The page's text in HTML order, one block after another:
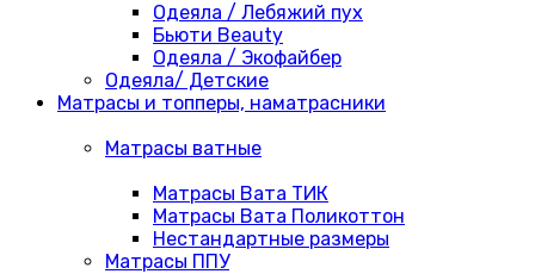
Одеяла / Лебяжий пух
Бьюти Beauty
Одеяла / Экофайбер
Одеяла/ Детские
Матрасы и топперы, наматрасники
Матрасы ватные
Матрасы Вата ТИК
Матрасы Вата Поликоттон
Нестандартные размеры
Матрасы ППУ